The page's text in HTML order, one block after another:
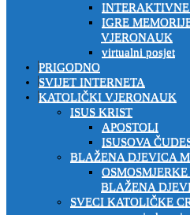
IGRE
VJERONAUK
virtualni posjet
PRIGODNO
SVIJET INTERNETA
KATOLIČKI VJERONAUK
ISUS KRIST
APOSTOLI
ISUSOVA
BLAŽENA DJEVICA
BLAŽENA
SVECI KATOLIČKE